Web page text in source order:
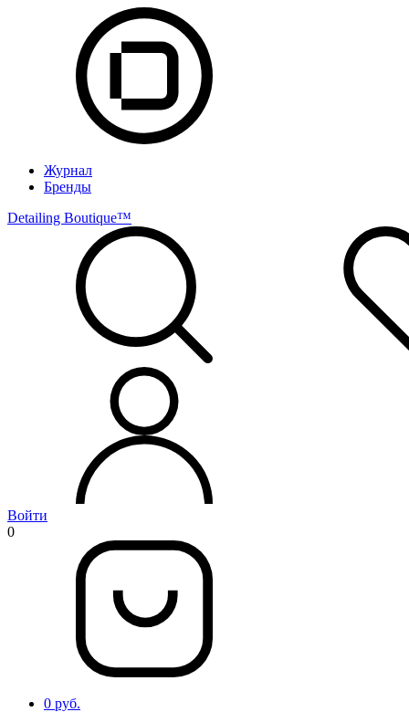
Журнал
Бренды
Detailing Boutique™️
Войти
0
0 руб.